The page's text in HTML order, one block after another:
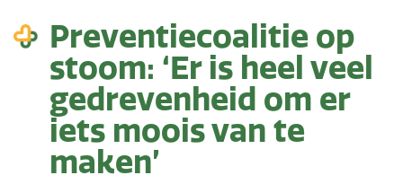
Preventiecoalitie op
stoom: ‘Er is heel veel
gedrevenheid om er
iets moois van te
maken’